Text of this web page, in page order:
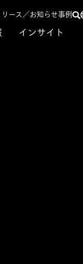
インサイト
リース／お知らせ事例